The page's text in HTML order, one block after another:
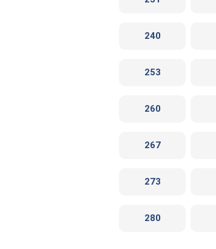
240
253
260
267
273
280